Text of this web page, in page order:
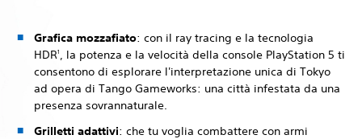
Grafica mozzafiato: con il ray tracing e la tecnologia
HDR1 , la potenza e la velocità della console PlayStation 5 ti
consentono di esplorare l'interpretazione unica di Tokyo
ad opera di Tango Gameworks: una città infestata da una
presenza sovrannaturale.
Grilletti adattivi: che tu voglia combattere con armi